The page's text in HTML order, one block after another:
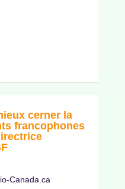
cerner la
francophones
Canada.ca